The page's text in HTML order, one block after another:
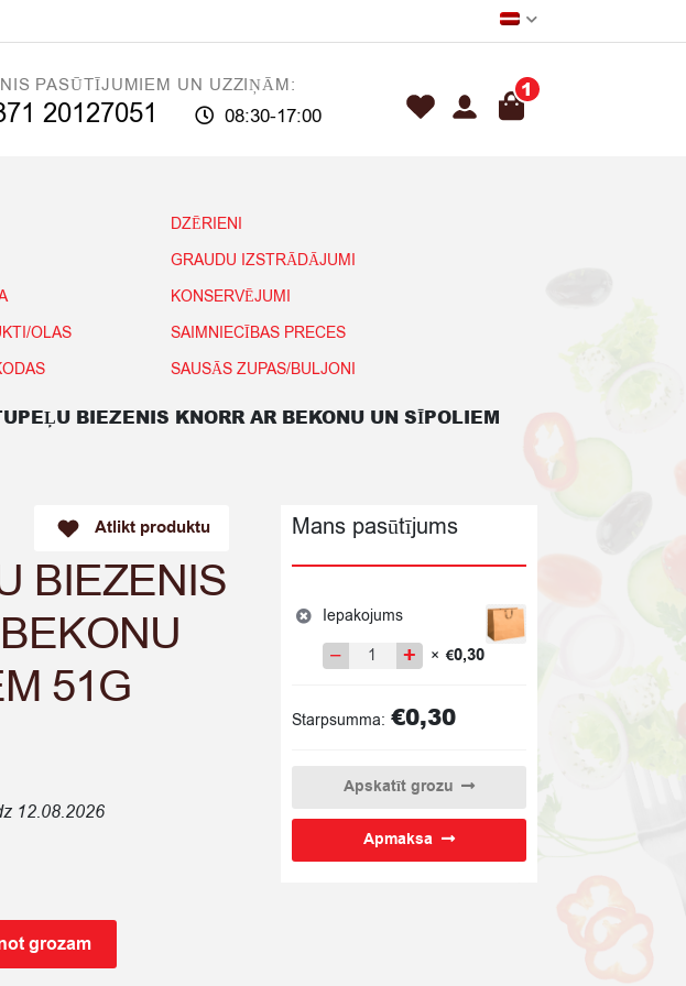
PASŪTĪJUMIEM UN UZZIŅĀM:
20127051 08:30-17:00
1
DZĒRIENI
GRAUDU IZSTRĀDĀJUMI
KONSERVĒJUMI
OLAS
SAIMNIECĪBAS PRECES
SAUSĀS ZUPAS/BULJONI
BIEZENIS KNORR AR BEKONU UN SĪPOLIEM
Atlikt produktu
BIEZENIS
51G
12.08.2026
grozam
Mans pasūtījums
Iepakojums
−
Iepakojums+ × €0,30
Starpsumma: €0,30
Apskatīt grozu
Apmaksa